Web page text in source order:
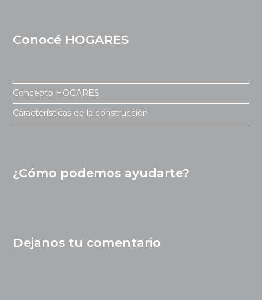
Conocé HOGARES
Concepto HOGARES
Características de la construcción
¿Cómo podemos ayudarte?
Dejanos tu comentario